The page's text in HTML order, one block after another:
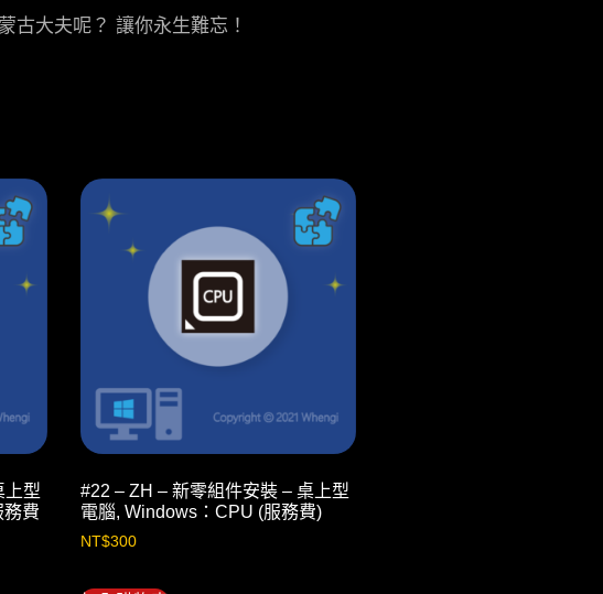
古大夫呢？ 讓你永生難忘！
上型
務費
#22 – ZH – 新零組件安裝 – 桌上型
電腦, Windows：CPU (服務費)
NT$300